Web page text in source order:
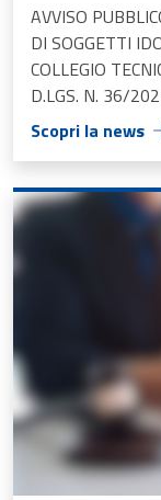
AVVISO
DI SOGGETTI
COLLEGIO
D.LGS. N. 36/
Scopri la news